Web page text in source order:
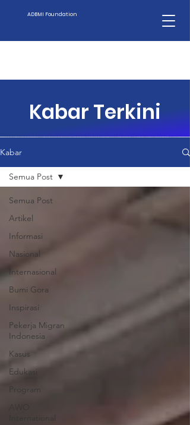
ADBMI Foundation
Kabar Terkini
Kabar
Semua Post
Artikel
Informasi
Nasional
Internasional
Bumi Gora
Inspirasi
Pekerja Migran
Indonesia
Kasus
Edukasi
Program
AWO
International
Semua Post